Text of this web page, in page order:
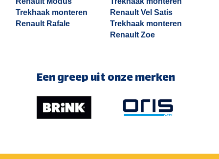
Trekhaak monteren
Renault Rafale
Renault Vel Satis
Trekhaak monteren
Renault Zoe
Een greep uit onze merken